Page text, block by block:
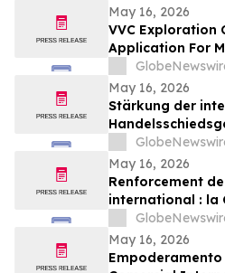
May 16, 2026
VVC Exploration
Application For
Trade Order
Update
May 16, 2026
Stärkung der
Guangzhou ruft
für ihr
May 16, 2026
Renforcement
international : la
de Guangzhou
candidatures
panel d’arbitres
May 16, 2026